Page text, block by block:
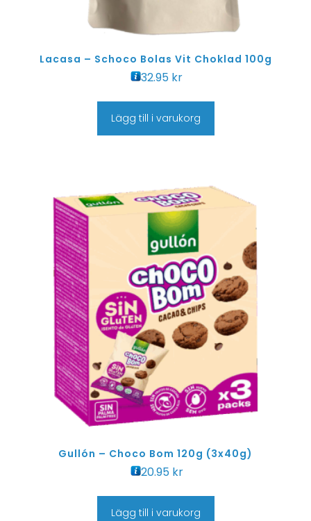
Lacasa – Schoco Bolas Vit Choklad 100g
32.95 kr
Lägg till i varukorg
Gullón – Choco Bom 120g (3x40g)
20.95 kr
Lägg till i varukorg